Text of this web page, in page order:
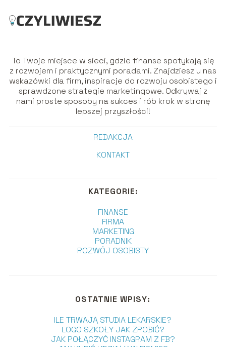
To Twoje miejsce w sieci, gdzie finanse spotykają się
z rozwojem i praktycznymi poradami. Znajdziesz u nas
wskazówki dla firm, inspiracje do rozwoju osobistego i
sprawdzone strategie marketingowe. Odkrywaj z
nami proste sposoby na sukces i rób krok w stronę
lepszej przyszłości!
REDAKCJA
KONTAKT
KATEGORIE:
FINANSE
FIRMA
MARKETING
PORADNIK
ROZWÓJ OSOBISTY
OSTATNIE WPISY:
ILE TRWAJĄ STUDIA LEKARSKIE?
LOGO SZKOŁY JAK ZROBIĆ?
JAK POŁĄCZYĆ INSTAGRAM Z FB?